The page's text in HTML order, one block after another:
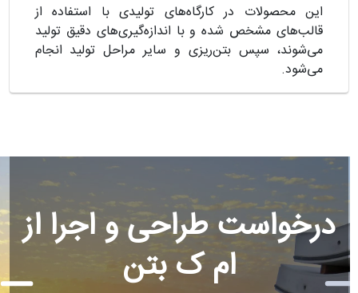
این محصولات در کارگاه‌های تولیدی با استفاده از
قالب‌های مشخص شده و با اندازه‌گیری‌های دقیق تولید
می‌شوند، سپس بتن‌ریزی و سایر مراحل تولید انجام
می‌شود.
درخواست طراحی و اجرا از
ام ک بتن